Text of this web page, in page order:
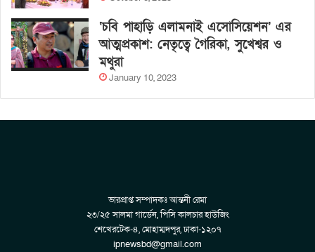
‘চবি পাহাড়ি এলামনাই এসোসিয়েশন’ এর
আত্মপ্রকাশ: নেতৃত্বে গৈরিকা, সুখেশ্বর ও
মথুরা
January 10, 2023
ভারপ্রাপ্ত সম্পাদকঃ আন্তনী রেমা
২৩/২৫ সালমা গার্ডেন, পিসি কালচার হাউজিং
শেখেরটেক-৪, মোহাম্মদপুর, ঢাকা-১২০৭
ipnewsbd@gmail.com